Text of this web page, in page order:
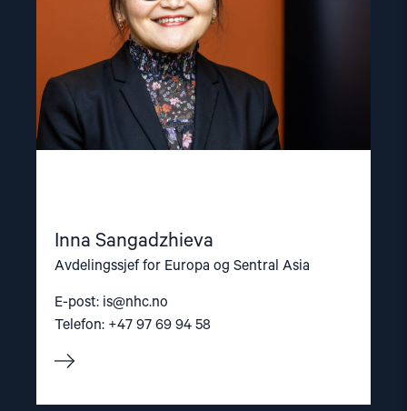
Inna Sangadzhieva
Avdelingssjef for Europa og Sentral Asia
E-post: is@nhc.no
Telefon: +47 97 69 94 58